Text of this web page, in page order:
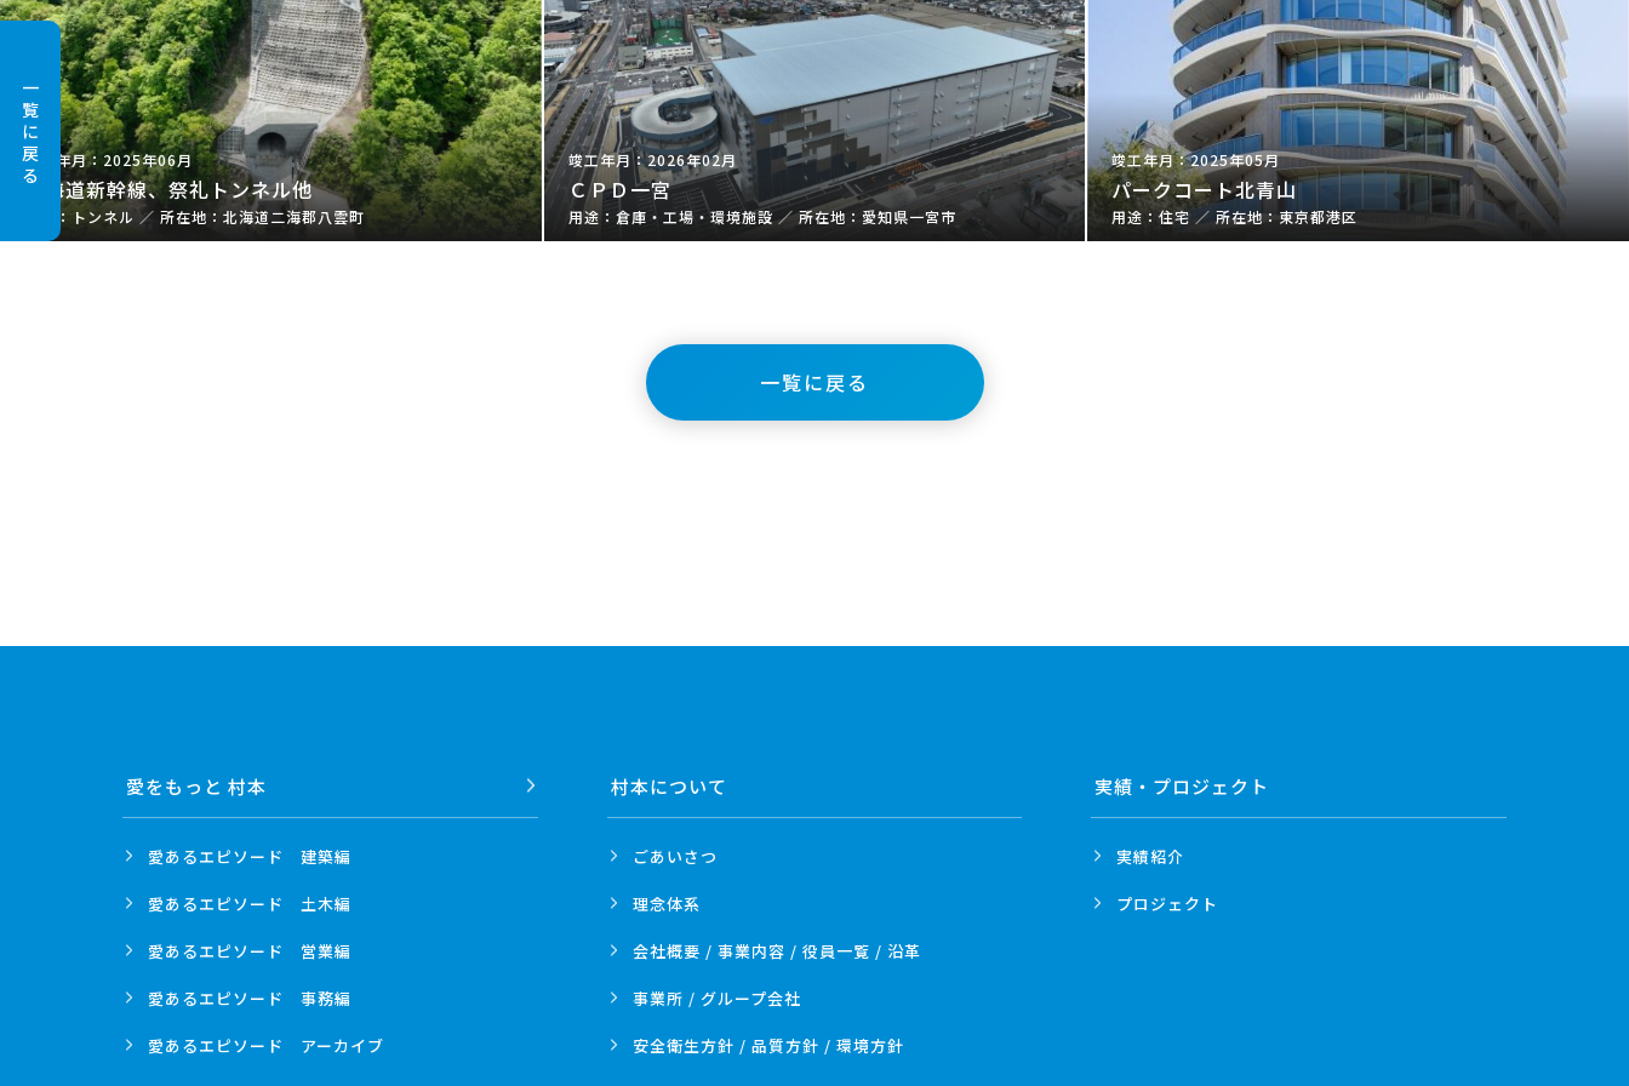
一
覧
に
戻
る
2025年06月
北海道新幹線、祭礼トンネル他
トンネル ／ 北海道二海郡八雲町
2026年02月
ＣＰＤ一宮
倉庫・工場・環境施設 ／ 愛知県一宮市
2025年05月
パークコート北青山
住宅 ／ 東京都港区
一覧に戻る
愛をもっと 村本
愛あるエピソード 建築編
愛あるエピソード 土木編
愛あるエピソード 営業編
愛あるエピソード 事務編
愛あるエピソード アーカイブ
村本について
ごあいさつ
理念体系
会社概要 / 事業内容 / 役員一覧 / 沿革
事業所 / グループ会社
安全衛生方針 / 品質方針 / 環境方針
実績・プロジェクト
実績紹介
プロジェクト